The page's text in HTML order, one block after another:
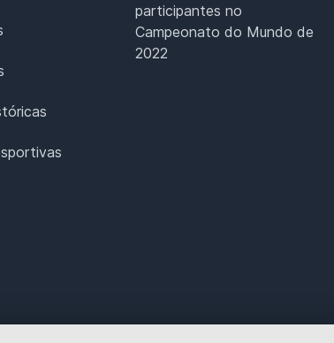
participantes no
Campeonato do Mundo de
2022